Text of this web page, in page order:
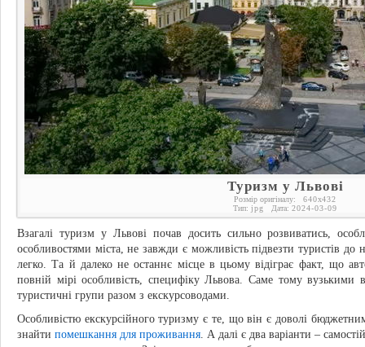
Туризм у Львові
Розмір оригіналу: 640x432
Тип: jpg Дата: 2024-03-09
Взагалі туризм у Львові почав досить сильно розвиватись,
особливостями міста, не завжди є можливість підвезти туристів до
легко. Та й далеко не останнє місце в цьому відіграє факт, що
повній мірі особливість, специфіку Львова. Саме тому вузькими
туристичні групи разом з екскурсоводами.
Особливістю екскурсійного туризму є те, що він є доволі
знайти помешкання для проживання. А далі є два варіанти –